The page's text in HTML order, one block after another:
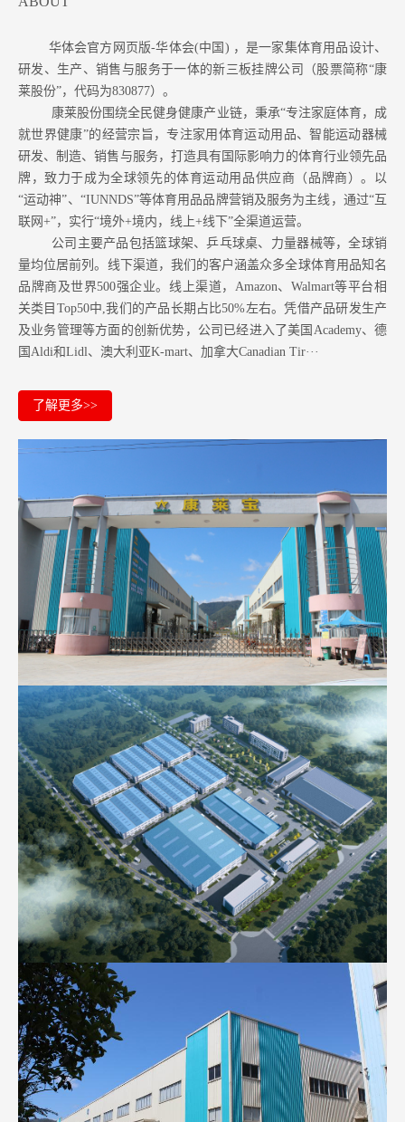
华体会官方网页版-华体会(中国) ，是一家集体育用品设计、
研发、生产、销售与服务于一体的新三板挂牌公司（股票简称“康
莱股份”，代码为830877）。
康莱股份围绕全民健身健康产业链，秉承“专注家庭体育，成
就世界健康”的经营宗旨，专注家用体育运动用品、智能运动器械
研发、制造、销售与服务，打造具有国际影响力的体育行业领先品
牌，致力于成为全球领先的体育运动用品供应商（品牌商）。以
“运动神”、“IUNNDS”等体育用品品牌营销及服务为主线，通过“互
联网+”，实行“境外+境内，线上+线下”全渠道运营。
公司主要产品包括篮球架、乒乓球桌、力量器械等，全球销
量均位居前列。 线下渠道，我们的客户涵盖众多全球体育用品知名
品牌商及世界500强企业。 线上渠道，Amazon、Walmart等平台相
关类目Top50中,我们的产品长期占比50%左右。凭借产品研发生产
及业务管理等方面的创新优势，公司已经进入了美国Academy、德
国Aldi和Lidl、澳大利亚K-mart、加拿大Canadian Tir···
了解更多>>